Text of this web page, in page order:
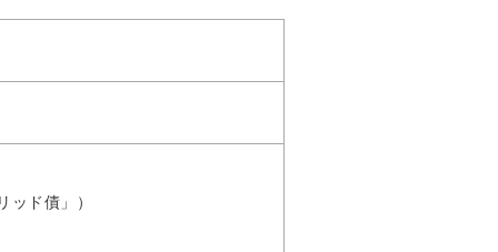
ッド債」）